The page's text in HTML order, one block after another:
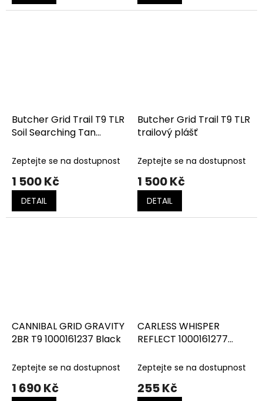
Butcher Grid Trail T9 TLR
Soil Searching Tan
Zeptejte se na dostupnost
1 500 Kč
DETAIL
Butcher Grid Trail T9 TLR
trailový plášť
Zeptejte se na dostupnost
1 500 Kč
DETAIL
CANNIBAL GRID GRAVITY
2BR T9 1000161237 Black
Zeptejte se na dostupnost
1 690 Kč
CARLESS WHISPER
REFLECT 1000161277
Zeptejte se na dostupnost
255 Kč